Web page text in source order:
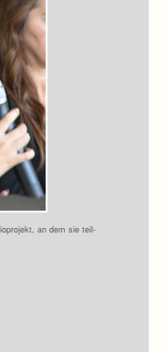
an dem sie teil­